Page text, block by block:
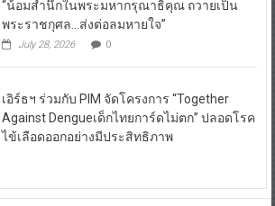
“น้อมสำนึกในพระมหากรุณาธิคุณ ถวายเป็น
พระราชกุศล…ส่งต่อลมหายใจ”
July 28, 2026 0
เอิร์ธฯ ร่วมกับ PIM จัดโครงการ “Together
Against Dengueเด็กไทยการ์ดไม่ตก” ปลอดโรค
ไข้เลือดออกอย่างมีประสิทธิภาพ